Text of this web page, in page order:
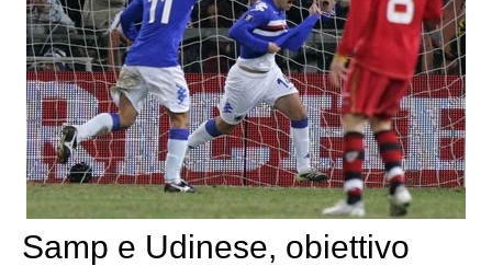
Samp e Udinese, obiettivo